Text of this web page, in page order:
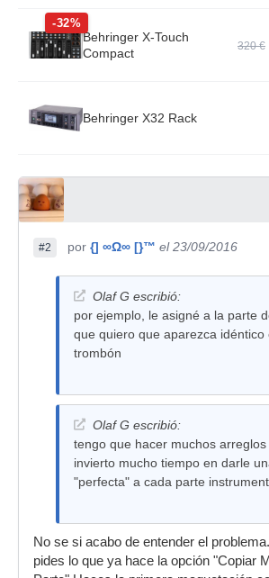
-32%
Behringer X-Touch
Compact
320 €
Behringer X32 Rack
#2 por {] ∞Ω∞ [}™ el 23/09/2016
Olaf G escribió:
por ejemplo, le asigné a la parte
que quiero que aparezca idéntico
trombón
Olaf G escribió:
tengo que hacer muchos arreglos
invierto mucho tiempo en darle
"perfecta" a cada parte
No se si acabo de entender el
pides lo que ya hace la opción "Copiar